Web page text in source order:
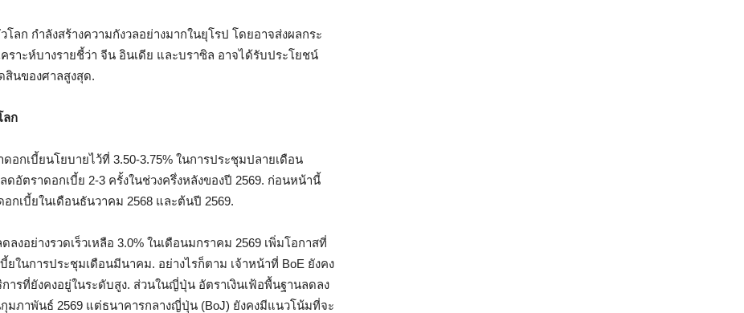
ลก กำลังสร้างความกังวลอย่างมากในยุโรป โดยอาจส่งผลกระ
าะห์บางรายชี้ว่า จีน อินเดีย และบราซิล อาจได้รับประโยชน์
สินของศาลสูงสุด.
ลก
อกเบี้ยนโยบายไว้ที่ 3.50-3.75% ในการประชุมปลายเดือน
อัตราดอกเบี้ย 2-3 ครั้งในช่วงครึ่งหลังของปี 2569. ก่อนหน้านี้
กเบี้ยในเดือนธันวาคม 2568 และต้นปี 2569.
งอย่างรวดเร็วเหลือ 3.0% ในเดือนมกราคม 2569 เพิ่มโอกาสที่
ยในการประชุมเดือนมีนาคม. อย่างไรก็ตาม เจ้าหน้าที่ BoE ยังคง
ารที่ยังคงอยู่ในระดับสูง. ส่วนในญี่ปุ่น อัตราเงินเฟ้อพื้นฐานลดลง
กุมภาพันธ์ 2569 แต่ธนาคารกลางญี่ปุ่น (BoJ) ยังคงมีแนวโน้มที่จะ